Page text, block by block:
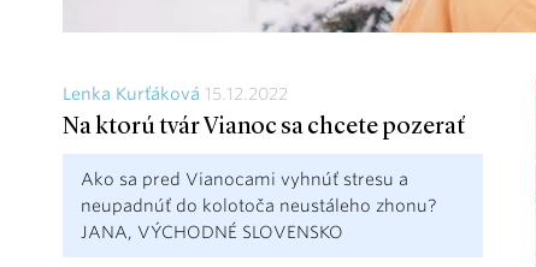
Lenka Kurťáková 15.12.2022
Na ktorú tvár Vianoc sa chcete pozerať
Ako sa pred Vianocami vyhnúť stresu a
neupadnúť do kolotoča neustáleho zhonu?
JANA, VÝCHODNÉ SLOVENSKO